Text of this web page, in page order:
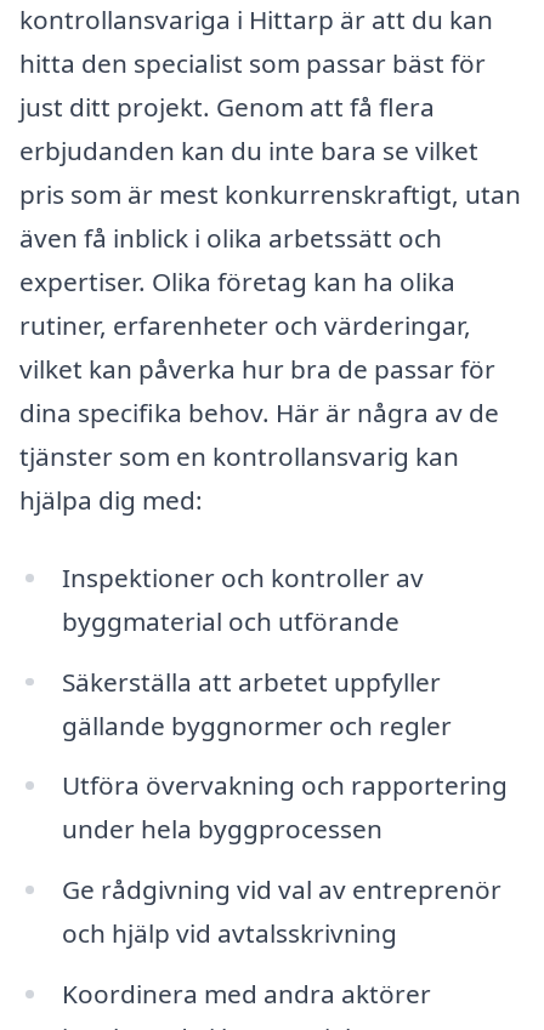
kontrollansvariga i Hittarp är att du kan
hitta den specialist som passar bäst för
just ditt projekt. Genom att få flera
erbjudanden kan du inte bara se vilket
pris som är mest konkurrenskraftigt, utan
även få inblick i olika arbetssätt och
expertiser. Olika företag kan ha olika
rutiner, erfarenheter och värderingar,
vilket kan påverka hur bra de passar för
dina specifika behov. Här är några av de
tjänster som en kontrollansvarig kan
hjälpa dig med:
Inspektioner och kontroller av
byggmaterial och utförande
Säkerställa att arbetet uppfyller
gällande byggnormer och regler
Utföra övervakning och rapportering
under hela byggprocessen
Ge rådgivning vid val av entreprenör
och hjälp vid avtalsskrivning
Koordinera med andra aktörer